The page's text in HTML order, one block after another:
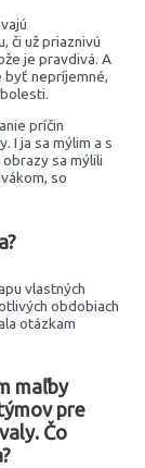
či už priaznivú
je pravdivá. A
byť nepríjemné,
príčin
I ja sa mýlim a s
sa mýlili
so
vlastných
obdobiach
otázkam
maľby
pre
Čo